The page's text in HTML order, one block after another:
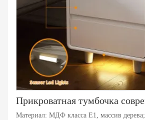
Материал: МДФ класса E1, массив дерева;